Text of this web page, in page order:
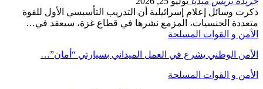
ذكرت وسائل إعلام إسرائيلية أن التدريب التأسيسي الأول للقوة
متعددة الجنسيات، المزمع نشرها في قطاع غزة، سيعقد في…
الأمن و القوات المسلحة
الأمن الوطني يشرع في العمل الميداني بسيارتي “أمان”…
الأمن و القوات المسلحة